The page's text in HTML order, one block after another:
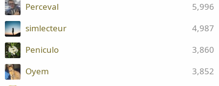
5,996
Perceval
4,987
simlecteur
3,860
Peniculo
3,852
Oyem